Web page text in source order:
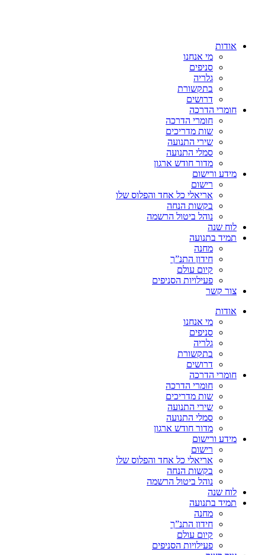
אודות
מי אנחנו
סניפים
גלריה
בתקשורת
דרושים
חומרי הדרכה
חומרי הדרכה
שות מדריכים
שירי התנועה
סמלי התנועה
מדור חודש ארגון
מידע ורישום
רישום
אריאלי כל אחד והפלוס שלו
בקשות הנחה
נוהל ביטול הרשמה
לוח שנה
תמיד בתנועה
מחנה
חידון התנ”ך
קיום עולם
פעילויות הסניפים
צור קשר
אודות
מי אנחנו
סניפים
גלריה
בתקשורת
דרושים
חומרי הדרכה
חומרי הדרכה
שות מדריכים
שירי התנועה
סמלי התנועה
מדור חודש ארגון
מידע ורישום
רישום
אריאלי כל אחד והפלוס שלו
בקשות הנחה
נוהל ביטול הרשמה
לוח שנה
תמיד בתנועה
מחנה
חידון התנ”ך
קיום עולם
פעילויות הסניפים